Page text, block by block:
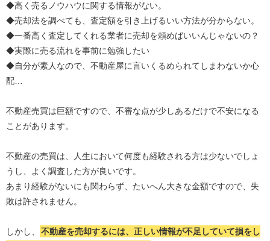
◆高く売るノウハウに関する情報がない。
◆売却法を調べても、査定額を引き上げるいい方法が分からない。
◆一番高く査定してくれる業者に売却を頼めばいいんじゃないの？
◆実際に売る流れを事前に勉強したい
◆自分が素人なので、不動産屋に言いくるめられてしまわないか心
配…
不動産売買は巨額ですので、不審な点が少しあるだけで不安になる
ことがあります。
不動産の売買は、人生において何度も経験される方は少ないでしょ
うし、よく調査した方が良いです。
あまり経験がないにも関わらず、たいへん大きな金額ですので、失
敗は許されません。
しかし、
不動産を売却するには、正しい情報が不足していて損をし